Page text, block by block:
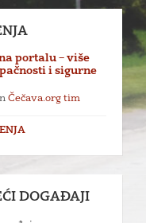
portalu – više
i sigurne
Čečava.org tim
DOGAĐAJI